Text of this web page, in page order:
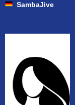
SambaJive